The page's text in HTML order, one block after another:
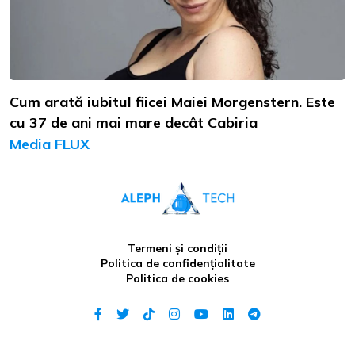
Cum arată iubitul fiicei Maiei Morgenstern. Este
cu 37 de ani mai mare decât Cabiria
Media FLUX
Termeni și condiții
Politica de confidențialitate
Politica de cookies